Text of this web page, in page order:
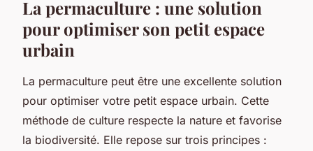
La permaculture : une solution
pour optimiser son petit espace
urbain
La permaculture peut être une excellente solution
pour optimiser votre petit espace urbain. Cette
méthode de culture respecte la nature et favorise
la biodiversité. Elle repose sur trois principes :